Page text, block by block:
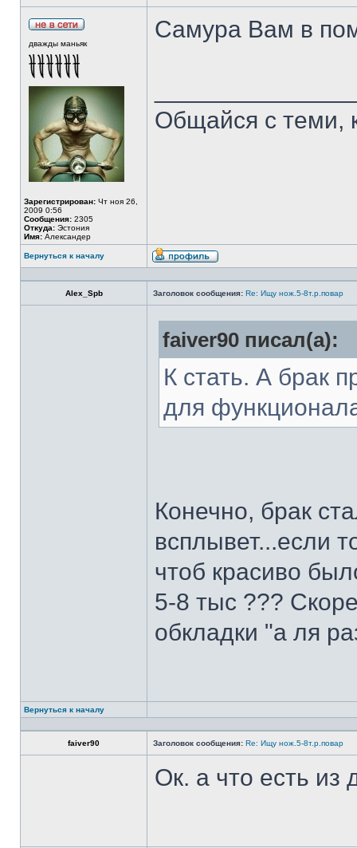
дважды маньяк
Зарегистрирован: Чт ноя 26,
2009 0:56
Сообщения: 2305
Откуда: Эстония
Имя: Александер
Самура Вам в
Общайся с теми,
Вернуться к началу
Alex_Spb Заголовок сообщения: Re: Ищу нож.5-8т.р.повар
faiver90 писал(а):
К стать. А брак
для
Конечно, брак
всплывет...если
чтоб красиво
5-8 тыс ???
обкладки "а ля
Вернуться к началу
faiver90 Заголовок сообщения: Re: Ищу нож.5-8т.р.повар
Ок. а что есть из